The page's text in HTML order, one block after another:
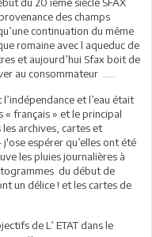
des champs
continuation du même
romaine avec l aqueduc de
et aujourd’hui Sfax boit de
au consommateur …..
et l’eau était
français » et le principal
les archives, cartes et
espérer qu’elles ont été
les pluies journalières à
du début de
un délice ! et les cartes de
de L’ ETAT dans le